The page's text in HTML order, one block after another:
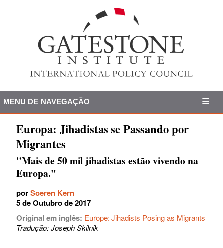
MENU DE NAVEGAÇÃO
Europa: Jihadistas se Passando por
Migrantes
"Mais de 50 mil jihadistas estão vivendo na
Europa."
porSoeren Kern
5 de Outubro de 2017
Original em inglês: Europe: Jihadists Posing as Migrants
Tradução: Joseph Skilnik